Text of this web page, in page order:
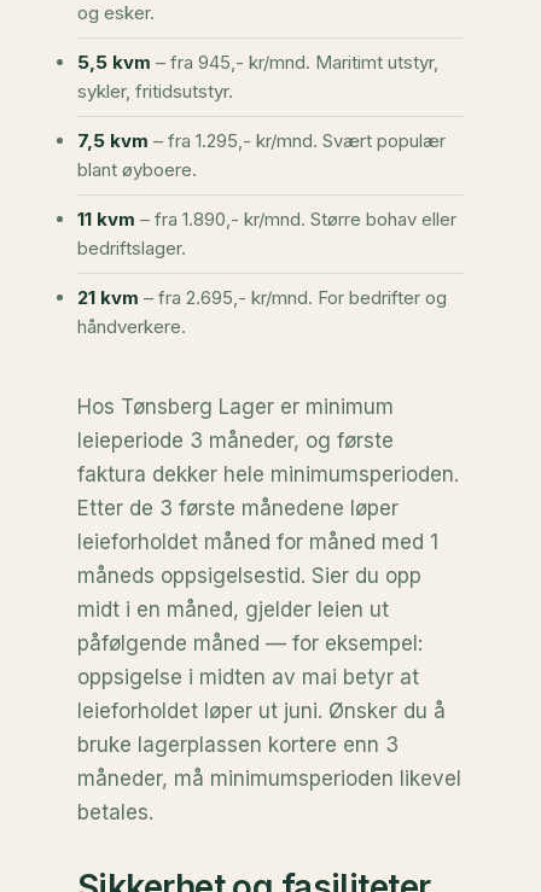
og esker.
5,5 kvm – fra 945,- kr/mnd. Maritimt utstyr,
sykler, fritidsutstyr.
7,5 kvm – fra 1.295,- kr/mnd. Svært populær
blant øyboere.
11 kvm – fra 1.890,- kr/mnd. Større bohav eller
bedriftslager.
21 kvm – fra 2.695,- kr/mnd. For bedrifter og
håndverkere.
Hos Tønsberg Lager er minimum
leieperiode 3 måneder, og første
faktura dekker hele minimumsperioden.
Etter de 3 første månedene løper
leieforholdet måned for måned med 1
måneds oppsigelsestid. Sier du opp
midt i en måned, gjelder leien ut
påfølgende måned — for eksempel:
oppsigelse i midten av mai betyr at
leieforholdet løper ut juni. Ønsker du å
bruke lagerplassen kortere enn 3
måneder, må minimumsperioden likevel
betales.